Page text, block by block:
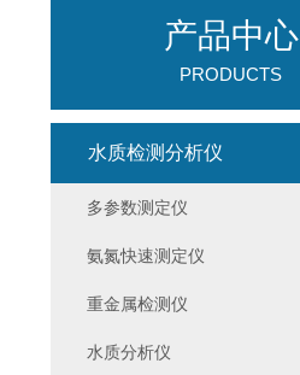
产品中心
PRODUCTS
水质检测分析仪
多参数测定仪
氨氮快速测定仪
重金属检测仪
水质分析仪